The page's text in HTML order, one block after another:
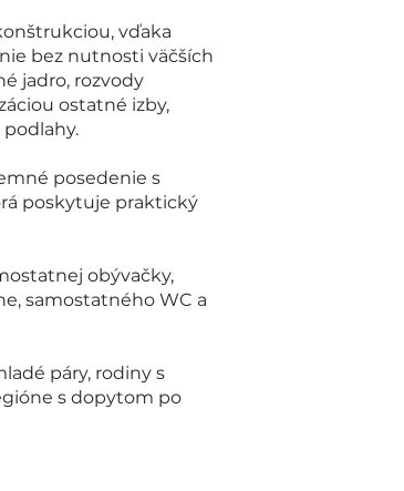
vďaka
bez nutnosti väčších
jadro, rozvody
ostatné izby,
posedenie s
poskytuje praktický
obývačky,
samostatného WC a
páry, rodiny s
s dopytom po